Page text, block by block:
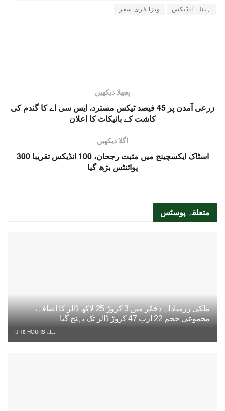
ہینلے انڈیکس
ویزا فری سفر
پچھلا دیکھیں
زرعی آمدن پر 45 فیصد ٹیکس مسترد، ایس سی اے کا گندم کی
کاشت کے بائیکاٹ کا اعلان
اگلا دیکھیں
اسٹاک ایکسچینج میں مثبت رجحان، 100 انڈیکس تقریبا 300
پوائنٹس بڑھ گیا
متعلقہ پوسٹس
ملکی زرمبادلہ ذخائر میں 3 کروڑ 25 لاکھ ڈالر کا اضافہ،
مجموعی حجم 22 ارب 47 کروڑ ڈالر تک پہنچ گیا
18 HOURS پہلے